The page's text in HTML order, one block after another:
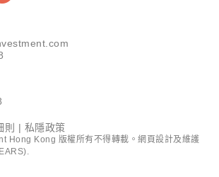
則 | 私隱政策
Hong Kong 版權所有不得轉載。網頁設計及維護